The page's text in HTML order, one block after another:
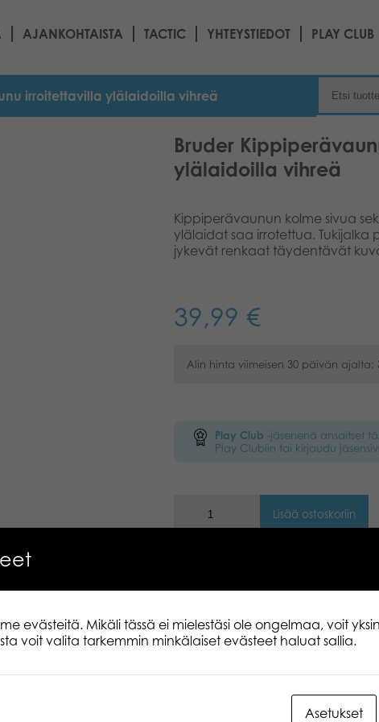
AJANKOHTAISTA TACTIC YHTEYSTIEDOT PLAY CLUB
irroitettavilla ylälaidoilla vihreä
Bruder
ylälaidoilla vihreä
Kippiperävaunun kolme sivua
ylälaidat saa irrotettua.
jykevät renkaat täydentävät
39,99 €
Alin hinta viimeisen 30 päivän ajalta:
Play Club -jäsenenä ansaitset
Play Clubiin tai kirjaudu
Lisää ostoskoriin
Kippiperävaunun kolme
Vaunun ylälaidat saa
paikallaan ja jykevät
evästeitä. Mikäli tässä ei mielestäsi ole ongelmaa, voit
voit valita tarkemmin minkälaiset evästeet haluat sallia.
Asetukset